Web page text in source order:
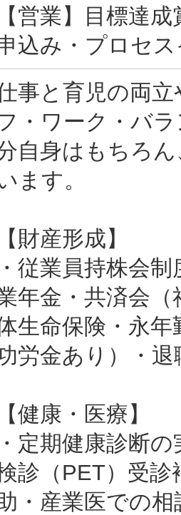
【営業】目標達
込み・プロセ
事と育児の両
・ワーク・バ
自身はもちろ
ます。
【財産形成】
・従業員持株会
年金・共済会
生命保険・永
労金あり）・退
【健康・医療】
・定期健康診断
診（PET）受
・産業医での